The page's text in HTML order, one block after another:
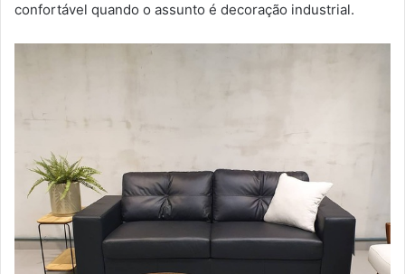
confortável quando o assunto é decoração industrial.